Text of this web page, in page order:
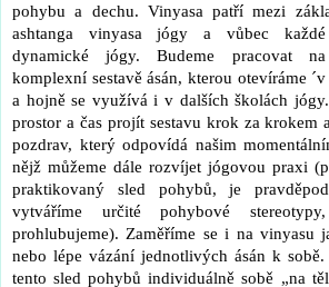
pohybu a dechu. Vinyasa patří mezi
ashtanga vinyasa jógy a vůbec každé
dynamické jógy. Budeme pracovat
komplexní sestavě ásán, kterou otevíráme
a hojně se využívá i v dalších školách
prostor a čas projít sestavu krok za krokem
pozdrav, který odpovídá našim
nějž můžeme dále rozvíjet jógovou praxi
praktikovaný sled pohybů, je
vytváříme určité pohybové
prohlubujeme). Zaměříme se i na vinyasu
nebo lépe vázání jednotlivých ásán k
tento sled pohybů individuálně sobě „na